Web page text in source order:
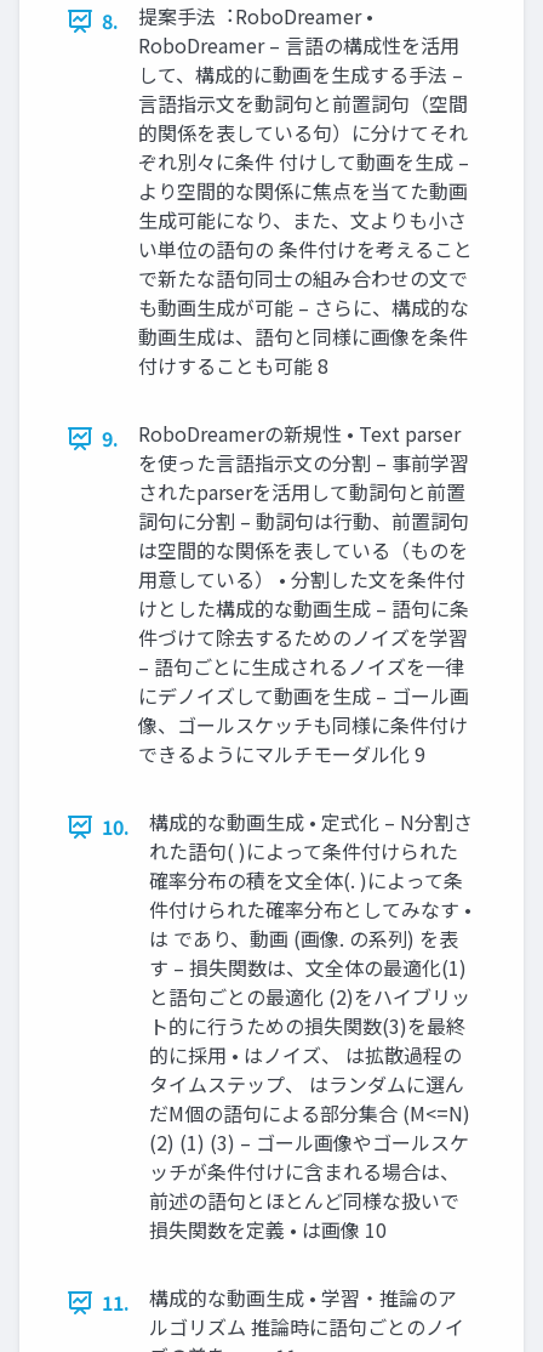
8.
提案⼿法︓RoboDreamer •
RoboDreamer – ⾔語の構成性を活⽤
して、構成的に動画を⽣成する⼿法 –
⾔語指⽰⽂を動詞句と前置詞句（空間
的関係を表している句）に分けてそれ
ぞれ別々に条件 付けして動画を⽣成 –
より空間的な関係に焦点を当てた動画
⽣成可能になり、また、⽂よりも⼩さ
い単位の語句の 条件付けを考えること
で新たな語句同⼠の組み合わせの⽂で
も動画⽣成が可能 – さらに、構成的な
動画⽣成は、語句と同様に画像を条件
付けすることも可能 8
9.
RoboDreamerの新規性 • Text parser
を使った⾔語指⽰⽂の分割 – 事前学習
されたparserを活⽤して動詞句と前置
詞句に分割 – 動詞句は⾏動、前置詞句
は空間的な関係を表している（ものを
⽤意している） • 分割した⽂を条件付
けとした構成的な動画⽣成 – 語句に条
件づけて除去するためのノイズを学習
– 語句ごとに⽣成されるノイズを⼀律
にデノイズして動画を⽣成 – ゴール画
像、ゴールスケッチも同様に条件付け
できるようにマルチモーダル化 9
10.
構成的な動画⽣成 • 定式化 – N分割さ
れた語句( )によって条件付けられた
確率分布の積を⽂全体(. )によって条
件付けられた確率分布としてみなす •
は であり、動画 (画像. の系列) を表
す – 損失関数は、⽂全体の最適化(1)
と語句ごとの最適化 (2)をハイブリッ
ト的に⾏うための損失関数(3)を最終
的に採⽤ • はノイズ、 は拡散過程の
タイムステップ、 はランダムに選ん
だM個の語句による部分集合 (M<=N)
(2) (1) (3) – ゴール画像やゴールスケ
ッチが条件付けに含まれる場合は、
前述の語句とほとんど同様な扱いで
損失関数を定義 • は画像 10
11.
構成的な動画⽣成 • 学習・推論のア
ルゴリズム 推論時に語句ごとのノイ